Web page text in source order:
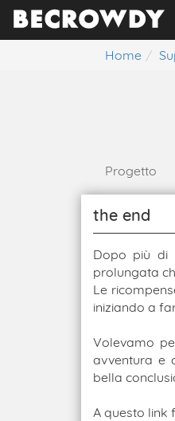
Home
Progetto
the end
Dopo più di
prolungata
Le
iniziando a
Volevamo
avventura e
bella
A questo link